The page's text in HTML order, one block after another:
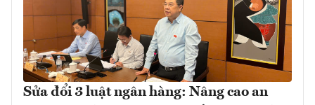
Sửa đổi 3 luật ngân hàng: Nâng cao an